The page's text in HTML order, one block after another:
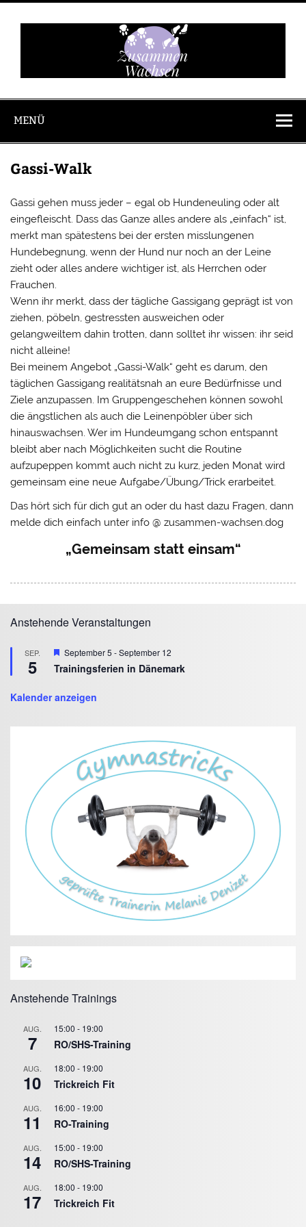
Zum
springen
Wachsen
MENÜ
Gassi-Walk
Gassi gehen muss jeder – egal ob Hundeneuling oder alt
eingefleischt. Dass das Ganze alles andere als „einfach“ ist,
merkt man spätestens bei der ersten misslungenen
Hundebegnung, wenn der Hund nur noch an der Leine
zieht oder alles andere wichtiger ist, als Herrchen oder
Frauchen.
Wenn ihr merkt, dass der tägliche Gassigang geprägt ist von
ziehen, pöbeln, gestressten ausweichen oder
gelangweiltem dahin trotten, dann solltet ihr wissen: ihr seid
nicht alleine!
Bei meinem Angebot „Gassi-Walk“ geht es darum, den
täglichen Gassigang realitätsnah an eure Bedürfnisse und
Ziele anzupassen. Im Gruppengeschehen können sowohl
die ängstlichen als auch die Leinenpöbler über sich
hinauswachsen. Wer im Hundeumgang schon entspannt
bleibt aber nach Möglichkeiten sucht die Routine
aufzupeppen kommt auch nicht zu kurz, jeden Monat wird
gemeinsam eine neue Aufgabe/Übung/Trick erarbeitet.
Das hört sich für dich gut an oder du hast dazu Fragen, dann
melde dich einfach unter info @ zusammen-wachsen.dog
„Gemeinsam statt einsam“
Anstehende Veranstaltungen
SEP.
5
Hervorgehoben
September 5 -September 12
Trainingsferien in Dänemark
Kalender anzeigen
Anstehende Trainings
AUG.
7
15:00 - 19:00
RO/SHS-Training
AUG.
10
18:00 - 19:00
Trickreich Fit
AUG.
11
16:00 - 19:00
RO-Training
AUG.
14
15:00 - 19:00
RO/SHS-Training
AUG.
17
18:00 - 19:00
Trickreich Fit